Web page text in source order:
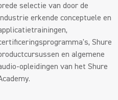
selectie van door de
erkende conceptuele en
Shure
en algemene
opleidingen van het Shure